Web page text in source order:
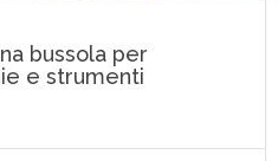
bussola per
e strumenti